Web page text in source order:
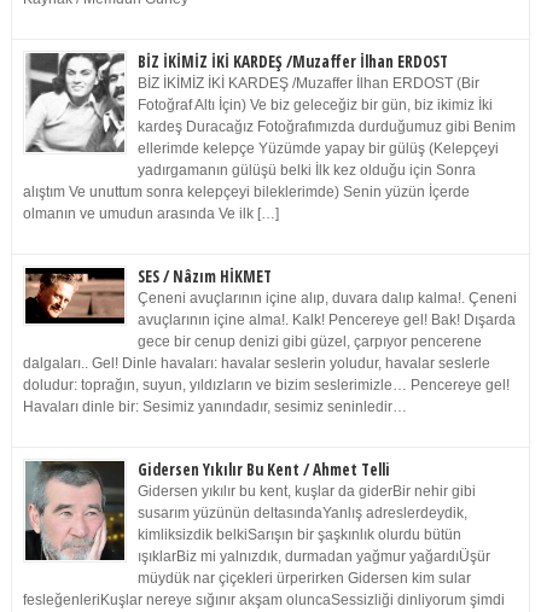
BİZ İKİMİZ İKİ KARDEŞ /Muzaffer İlhan ERDOST
BİZ İKİMİZ İKİ KARDEŞ /Muzaffer İlhan ERDOST (Bir
Fotoğraf Altı İçin) Ve biz geleceğiz bir gün, biz ikimiz İki
kardeş Duracağız Fotoğrafımızda durduğumuz gibi Benim
ellerimde kelepçe Yüzümde yapay bir gülüş (Kelepçeyi
yadırgamanın gülüşü belki İlk kez olduğu için Sonra
alıştım Ve unuttum sonra kelepçeyi bileklerimde) Senin yüzün İçerde
olmanın ve umudun arasında Ve ilk […]
SES / Nâzım HİKMET
Çeneni avuçlarının içine alıp, duvara dalıp kalma!. Çeneni
avuçlarının içine alma!. Kalk! Pencereye gel! Bak! Dışarda
gece bir cenup denizi gibi güzel, çarpıyor pencerene
dalgaları.. Gel! Dinle havaları: havalar seslerin yoludur, havalar seslerle
doludur: toprağın, suyun, yıldızların ve bizim seslerimizle… Pencereye gel!
Havaları dinle bir: Sesimiz yanındadır, sesimiz seninledir…
Gidersen Yıkılır Bu Kent / Ahmet Telli
Gidersen yıkılır bu kent, kuşlar da giderBir nehir gibi
susarım yüzünün deltasındaYanlış adreslerdeydik,
kimliksizdik belkiSarışın bir şaşkınlık olurdu bütün
ışıklarBiz mi yalnızdık, durmadan yağmur yağardıÜşür
müydük nar çiçekleri ürperirken Gidersen kim sular
fesleğenleriKuşlar nereye sığınır akşam oluncaSessizliği dinliyorum şimdi